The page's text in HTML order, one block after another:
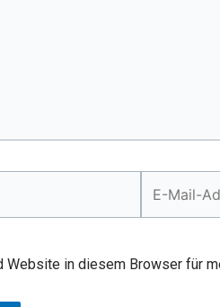
Website in diesem Browser für